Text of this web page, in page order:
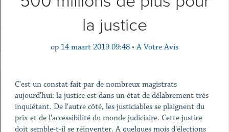
la justice
op 14 maart 2019 09:48 • A Votre Avis
C'est un constat fait par de nombreux magistrats
aujourd'hui: la justice est dans un état de délabrement très
inquiétant. De l'autre côté, les justiciables se plaignent du
prix et de l'accessibilité du monde judiciaire. Cette justice
doit semble-t-il se réinventer. A quelques mois d'élections